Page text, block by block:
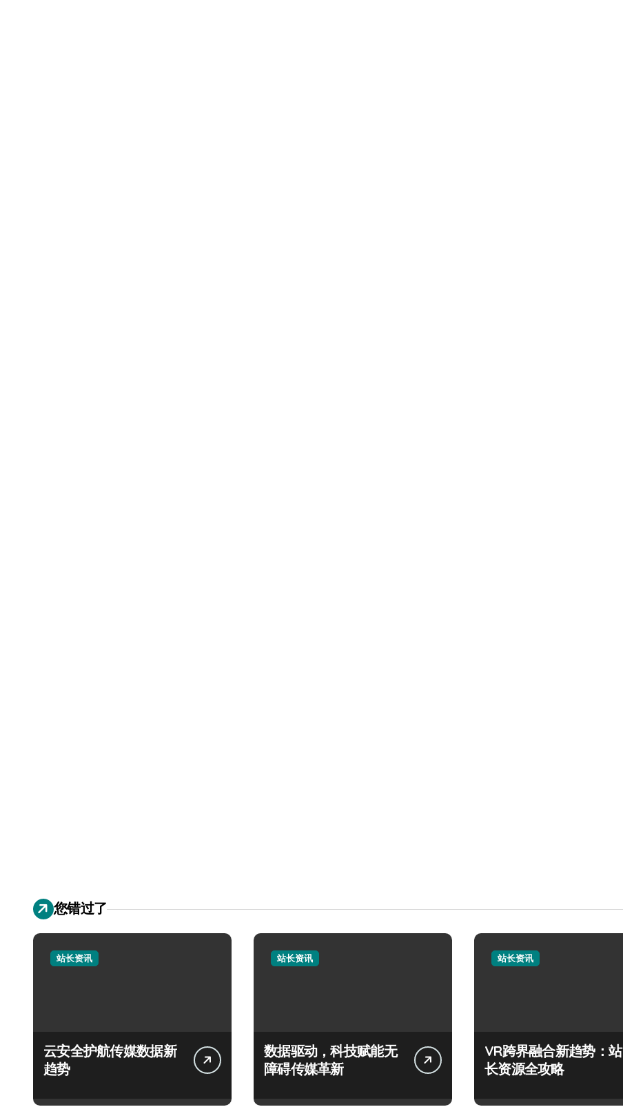
您错过了
站长资讯
云安全护航传媒数据新
趋势
站长资讯
数据驱动，科技赋能无
障碍传媒革新
站长资讯
VR跨界融合新趋势：站
长资源全攻略